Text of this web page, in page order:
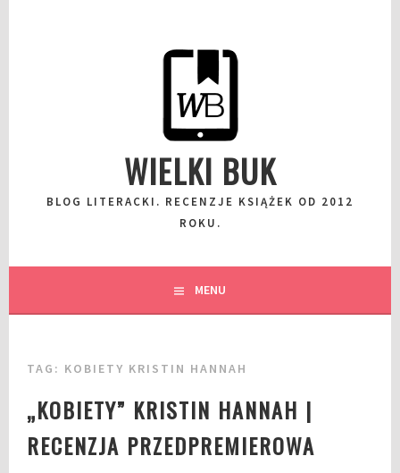
WIELKI BUK
BLOG LITERACKI. RECENZJE KSIĄŻEK OD 2012
ROKU.
MENU
TAG: KOBIETY KRISTIN HANNAH
„KOBIETY” KRISTIN HANNAH |
RECENZJA PRZEDPREMIEROWA